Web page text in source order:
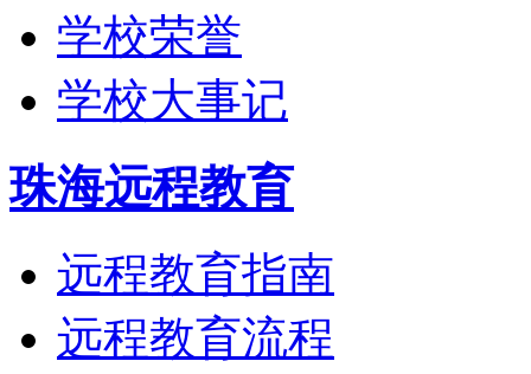
学校荣誉
学校大事记
珠海远程教育
远程教育指南
远程教育流程